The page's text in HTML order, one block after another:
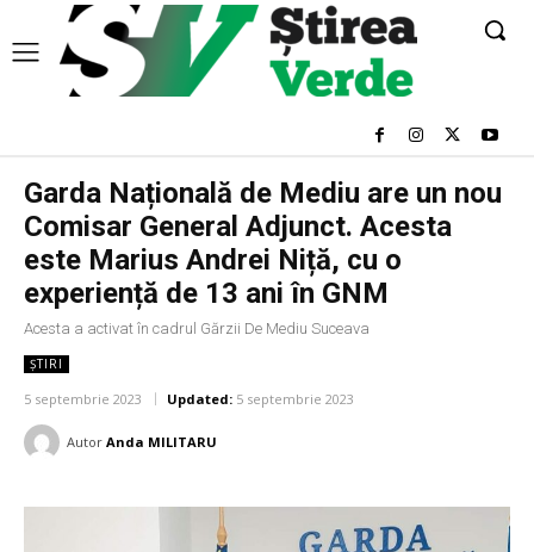
Garda Națională de Mediu are un nou
Comisar General Adjunct. Acesta
este Marius Andrei Niță, cu o
experiență de 13 ani în GNM
Acesta a activat în cadrul Gărzii De Mediu Suceava
ȘTIRI
5 septembrie 2023 Updated: 5 septembrie 2023
Autor Anda MILITARU